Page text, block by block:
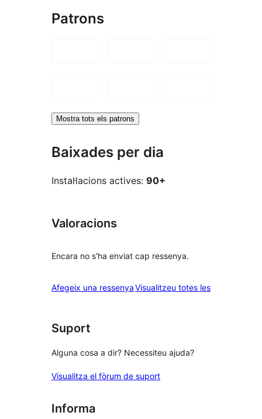
Patrons
Mostra tots els patrons
Baixades per dia
Instal·lacions actives: 90+
Valoracions
Encara no s'ha enviat cap ressenya.
Afegeix una ressenyaVisualitzeu totes lesressenyes
Suport
Alguna cosa a dir? Necessiteu ajuda?
Visualitza el fòrum de suport
Informa